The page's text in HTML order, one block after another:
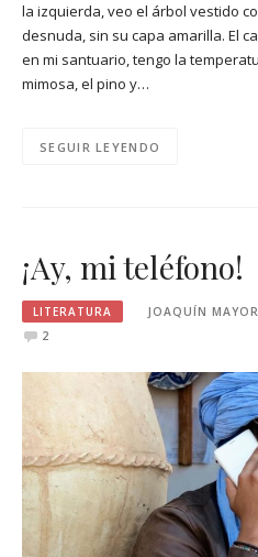
la izquierda, veo el árbol vestido
desnuda, sin su capa amarilla. El
en mi santuario, tengo la
mimosa, el pino y…
SEGUIR LEYENDO
¡Ay, mi teléfono!
LITERATURA JOAQUÍN
2